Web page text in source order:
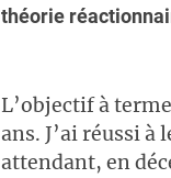
théorie
L’objectif à
ans. J’ai réussi à
attendant, en